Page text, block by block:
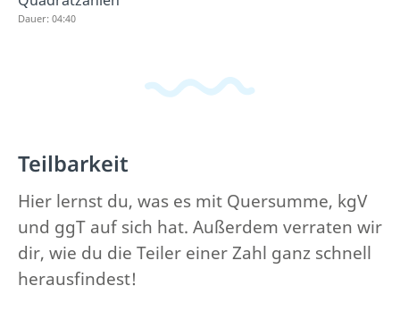
Dauer: 04:40
Teilbarkeit
Hier lernst du, was es mit Quersumme, kgV
und ggT auf sich hat. Außerdem verraten wir
dir, wie du die Teiler einer Zahl ganz schnell
herausfindest!